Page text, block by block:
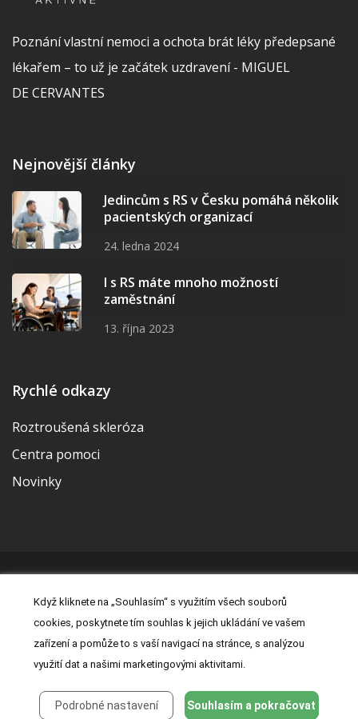
Poznání vlastní nemoci a ochota brát léky předepsané
lékařem – to už je začátek uzdravení - MIGUEL
DE CERVANTES
Nejnovější články
Jedincům s RS v Česku pomáhá několik
pacientských organizací
24. ledna 2024
I s RS máte mnoho možností
zaměstnání
13. října 2023
Rychlé odkazy
Roztroušená skleróza
Centra pomoci
Novinky
Právní prohlášení|Prohlášení o cookies|Nastavení cookies
Kontakt|Zásady zpracování osobních údajů
Když kliknete na „Souhlasím“ s využitím všech souborů
cookies, poskytnete tím souhlas k jejich ukládání ve vašem
zařízení a pomůže to s vaší navigací na stránce, s analýzou
využití dat a našimi marketingovými aktivitami.
Podrobné nastavení Souhlasím a pokračovat